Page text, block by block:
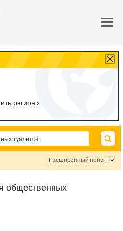
регион ›
Расширенный поиск
общественных